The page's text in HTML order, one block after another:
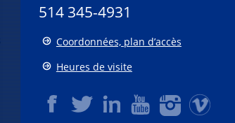
514 345-4931
Coordonnées, plan d’accès
Heures de visite